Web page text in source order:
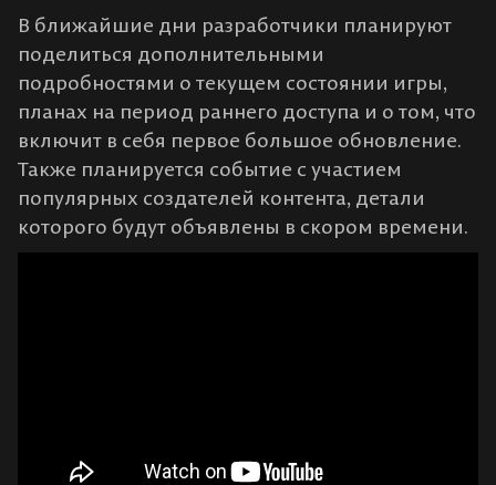
В ближайшие дни разработчики планируют
поделиться дополнительными
подробностями о текущем состоянии игры,
планах на период раннего доступа и о том, что
включит в себя первое большое обновление.
Также планируется событие с участием
популярных создателей контента, детали
которого будут объявлены в скором времени.